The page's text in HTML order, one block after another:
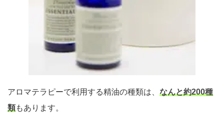
アロマテラピーで利用する精油の種類は、 なんと約200種
類もあります。